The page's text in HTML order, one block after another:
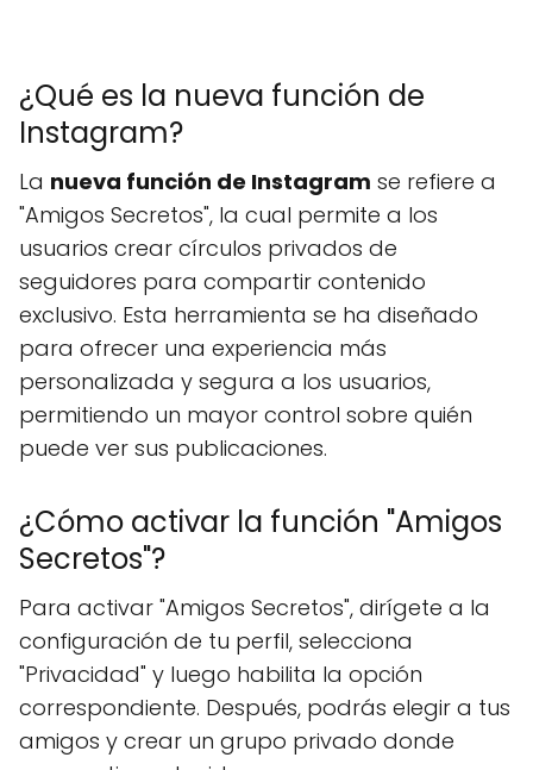
¿Qué es la nueva función de
Instagram?
La nueva función de Instagram se refiere a
"Amigos Secretos", la cual permite a los
usuarios crear círculos privados de
seguidores para compartir contenido
exclusivo. Esta herramienta se ha diseñado
para ofrecer una experiencia más
personalizada y segura a los usuarios,
permitiendo un mayor control sobre quién
puede ver sus publicaciones.
¿Cómo activar la función "Amigos
Secretos"?
Para activar "Amigos Secretos", dirígete a la
configuración de tu perfil, selecciona
"Privacidad" y luego habilita la opción
correspondiente. Después, podrás elegir a tus
amigos y crear un grupo privado donde